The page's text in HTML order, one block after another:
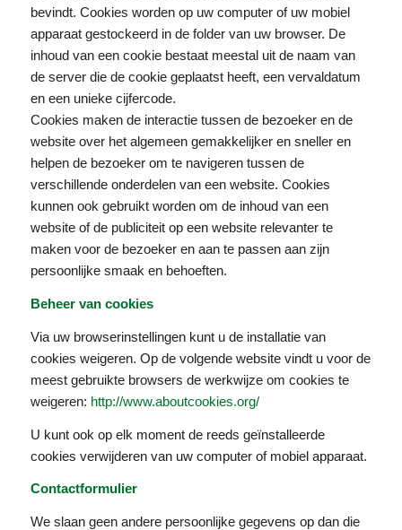
bevindt. Cookies worden op uw computer of uw mobiel
apparaat gestockeerd in de folder van uw browser. De
inhoud van een cookie bestaat meestal uit de naam van
de server die de cookie geplaatst heeft, een vervaldatum
en een unieke cijfercode.
Cookies maken de interactie tussen de bezoeker en de
website over het algemeen gemakkelijker en sneller en
helpen de bezoeker om te navigeren tussen de
verschillende onderdelen van een website. Cookies
kunnen ook gebruikt worden om de inhoud van een
website of de publiciteit op een website relevanter te
maken voor de bezoeker en aan te passen aan zijn
persoonlijke smaak en behoeften.
Beheer van cookies
Via uw browserinstellingen kunt u de installatie van
cookies weigeren. Op de volgende website vindt u voor de
meest gebruikte browsers de werkwijze om cookies te
weigeren: http://www.aboutcookies.org/
U kunt ook op elk moment de reeds geïnstalleerde
cookies verwijderen van uw computer of mobiel apparaat.
Contactformulier
We slaan geen andere persoonlijke gegevens op dan die